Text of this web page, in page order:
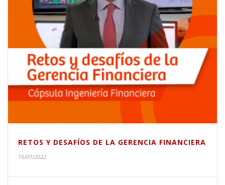
RETOS Y DESAFÍOS DE LA GERENCIA FINANCIERA
15/07/2022